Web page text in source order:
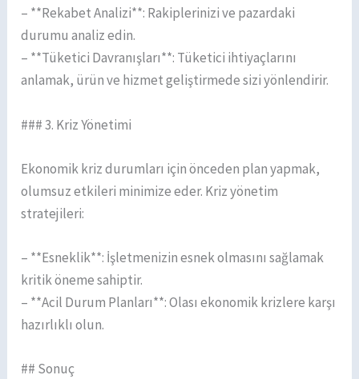
– **Rekabet Analizi**: Rakiplerinizi ve pazardaki
durumu analiz edin.
– **Tüketici Davranışları**: Tüketici ihtiyaçlarını
anlamak, ürün ve hizmet geliştirmede sizi yönlendirir.
### 3. Kriz Yönetimi
Ekonomik kriz durumları için önceden plan yapmak,
olumsuz etkileri minimize eder. Kriz yönetim
stratejileri:
– **Esneklik**: İşletmenizin esnek olmasını sağlamak
kritik öneme sahiptir.
– **Acil Durum Planları**: Olası ekonomik krizlere karşı
hazırlıklı olun.
## Sonuç